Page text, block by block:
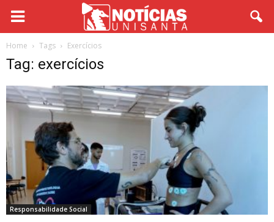
Home Tags Exercícios
Tag: exercícios
Responsabilidade Social